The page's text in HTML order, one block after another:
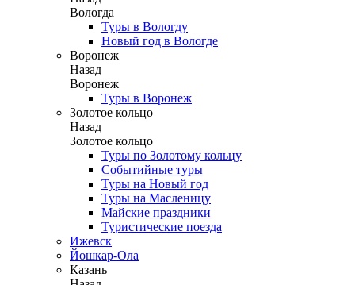
Вологда
Туры в Вологду
Новый год в Вологде
Воронеж
Назад
Воронеж
Туры в Воронеж
Золотое кольцо
Назад
Золотое кольцо
Туры по Золотому кольцу
Событийные туры
Туры на Новый год
Туры на Масленицу
Майские праздники
Туристические поезда
Ижевск
Йошкар-Ола
Казань